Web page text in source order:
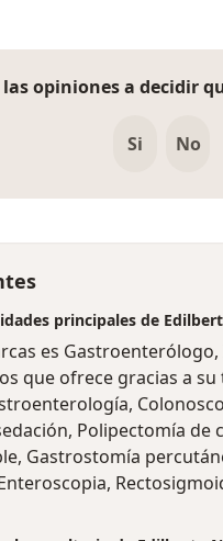
las opiniones a decidir
Si No
principales de
es
que ofrece gracias a
Polipectomía de
Gastrostomía